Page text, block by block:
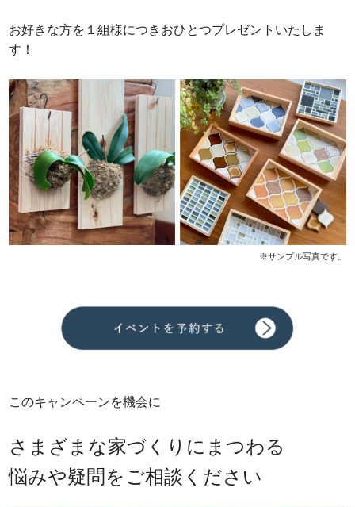
お好きな方を１組様につきおひとつプレゼントいたしま
す！
※サンプル写真です。
このキャンペーンを機会に
さまざまな家づくりにまつわる
悩みや疑問をご相談ください